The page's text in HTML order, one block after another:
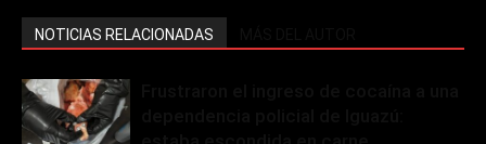
NOTICIAS RELACIONADAS